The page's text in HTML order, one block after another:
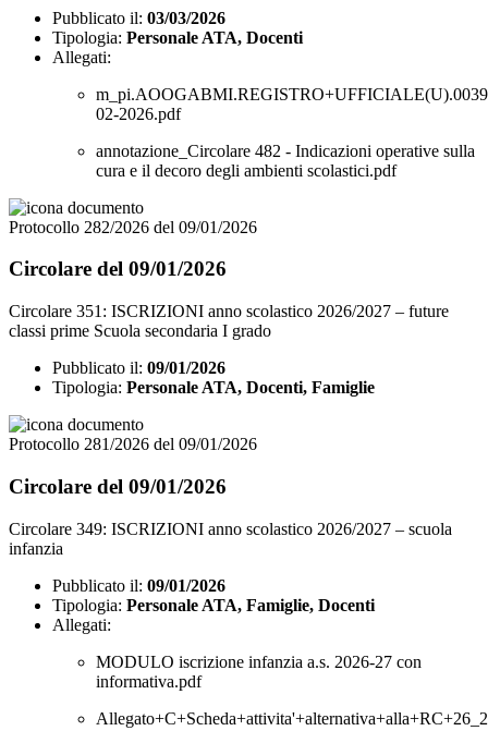
Pubblicato il: 03/03/2026
Tipologia: Personale ATA, Docenti
Allegati:
02-2026.pdf
annotazione_Circolare 482 - Indicazioni operative sulla
cura e il decoro degli ambienti scolastici.pdf
Protocollo 282/2026 del 09/01/2026
Circolare del 09/01/2026
Circolare 351: ISCRIZIONI anno scolastico 2026/2027 – future
classi prime Scuola secondaria I grado
Pubblicato il: 09/01/2026
Tipologia: Personale ATA, Docenti, Famiglie
Protocollo 281/2026 del 09/01/2026
Circolare del 09/01/2026
Circolare 349: ISCRIZIONI anno scolastico 2026/2027 – scuola
infanzia
Pubblicato il: 09/01/2026
Tipologia: Personale ATA, Famiglie, Docenti
Allegati:
MODULO iscrizione infanzia a.s. 2026-27 con
informativa.pdf